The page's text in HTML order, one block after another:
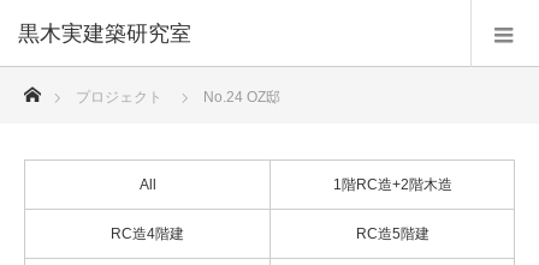
黒木実建築研究室
プロジェクト No.24 OZ邸
All 1階RC造+2階木造
RC造4階建 RC造5階建